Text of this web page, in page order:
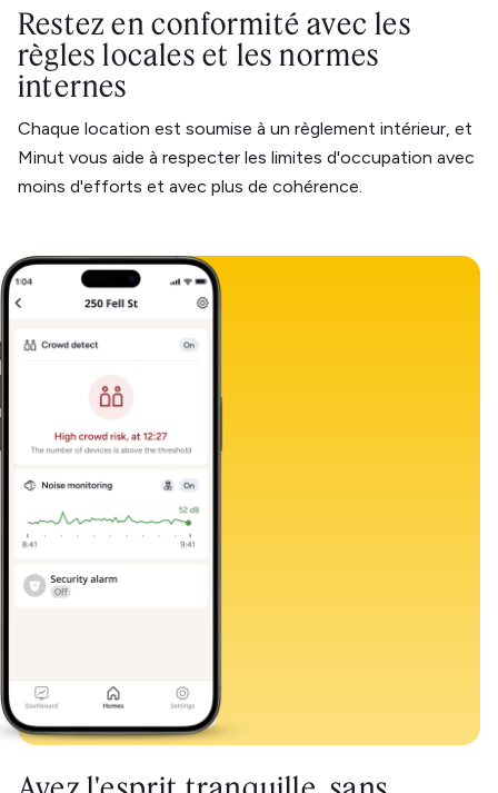
Restez en conformité avec les
règles locales et les normes
internes
Chaque location est soumise à un règlement intérieur, et
Minut vous aide à respecter les limites d'occupation avec
moins d'efforts et avec plus de cohérence.